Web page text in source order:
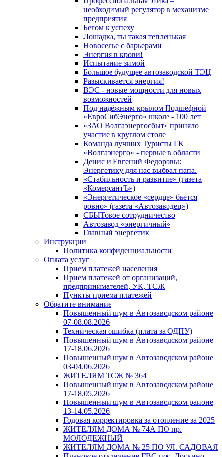
необходимый регулятор в механизме
предприятия
Бегом к успеху
Лошадка, ты такая тепленькая
Новоселье с барьерами
Энергия в крови!
Испытание зимой
Большое будущее автозаводской ТЭЦ
Разыскивается энергия!
ВЭС - новые мощности для новых
возможностей
Под надёжным крылом Подшефной
«ЕвроСибЭнерго» школе - 100 лет
«ЗАО Волгаэнергосбыт» приняло
участие в круглом столе
Команда лучших Туристы ГК
«Волгаэнерго» - первые в области
Денис и Евгений Федоровы:
Энергетику для нас выбрал папа.
«Стабильность и развитие» (газета
«КомерсантЪ»)
«Энергетическое «сердце» бьется
ровно» (газета «Автозаводец»)
СБЫТовое сотрудничество
Автозавод «энергичный»
Главный энергетик
Инструкции
Политика конфиденциальности
Оплата услуг
Прием платежей населения
Прием платежей от организаций,
предпринимателей, УК, ТСЖ
Пункты приема платежей
Обратите внимание
Повышенный шум в Автозаводском районе
07-08.08.2026
Техническая ошибка (плата за ОДПУ)
Повышенный шум в Автозаводском районе
17-18.06.2026
Повышенный шум в Автозаводском районе
03-04.06.2026
ЖИТЕЛЯМ ТСЖ № 364
Повышенный шум в Автозаводском районе
17-18.05.2026
Повышенный шум в Автозаводском районе
13-14.05.2026
Годовая корректировка за отопление за 2025
ЖИТЕЛЯМ ДОМА № 74А ПО пр.
МОЛОДЕЖНЫЙ
ЖИТЕЛЯМ ДОМА № 25 ПО УЛ. САДОВАЯ